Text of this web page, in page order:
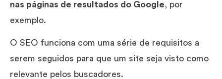
nas páginas de resultados do Google , por
exemplo.
O SEO funciona com uma série de requisitos a
serem seguidos para que um site seja visto como
relevante pelos buscadores.